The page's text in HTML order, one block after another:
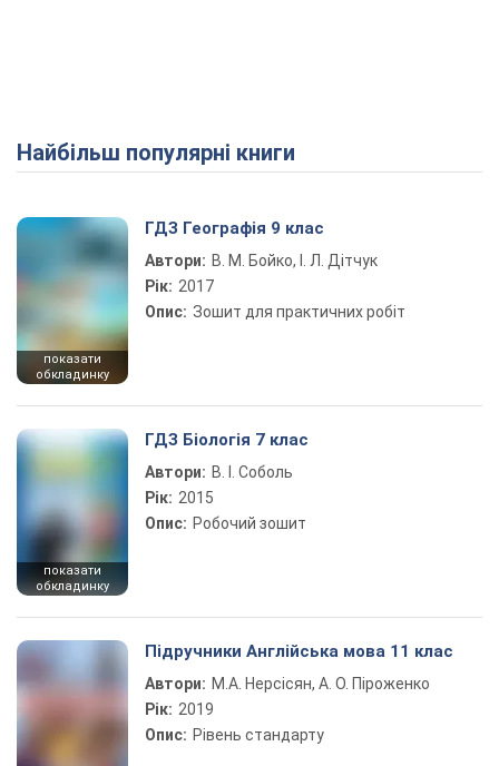
Найбільш популярні книги
показати
обкладинку
ГДЗ Географія 9 клас
Автори: В. М. Бойко, І. Л. Дітчук
Рік: 2017
Опис: Зошит для практичних робіт
показати
обкладинку
ГДЗ Біологія 7 клас
Автори: В. І. Соболь
Рік: 2015
Опис: Робочий зошит
Підручники Англійська мова 11 клас
Автори: М.А. Нерсісян, А. О. Піроженко
Рік: 2019
Опис: Рівень стандарту